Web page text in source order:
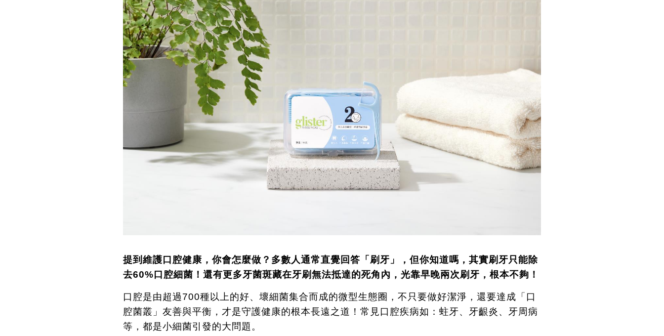
提到維護口腔健康，你會怎麼做？多數人通常直覺回答「刷牙」，但你知道嗎，其實刷牙只能除
去60%口腔細菌！還有更多牙菌斑藏在牙刷無法抵達的死角內，光靠早晚兩次刷牙，根本不夠！
口腔是由超過700種以上的好、壞細菌集合而成的微型生態圈，不只要做好潔淨，還要達成「口
腔菌叢」友善與平衡，才是守護健康的根本長遠之道！常見口腔疾病如：蛀牙、牙齦炎、牙周病
等，都是小細菌引發的大問題。